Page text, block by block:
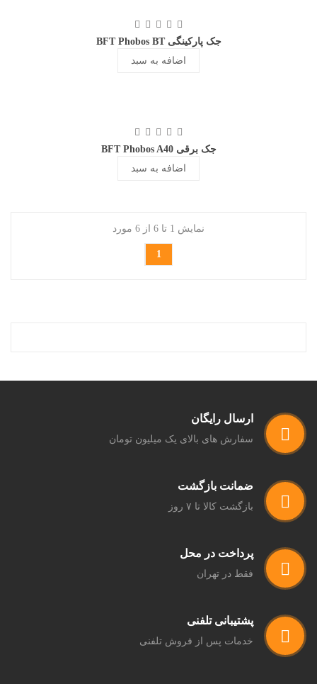
جک پارکینگی BFT Phobos BT
اضافه به سبد
جک برقی BFT Phobos A40
اضافه به سبد
نمایش 1 تا 6 از 6 مورد
1
ارسال رایگان
سفارش های بالای یک میلیون تومان
ضمانت بازگشت
بازگشت کالا تا ۷ روز
پرداخت در محل
فقط در تهران
پشتیبانی تلفنی
خدمات پس از فروش تلفنی